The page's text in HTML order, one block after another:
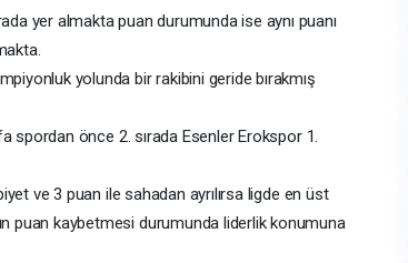
yer almakta puan durumunda ise aynı puanı
yolunda bir rakibini geride bırakmış
spordan önce 2. sırada Esenler Erokspor 1.
ve 3 puan ile sahadan ayrılırsa ligde en üst
puan kaybetmesi durumunda liderlik konumuna